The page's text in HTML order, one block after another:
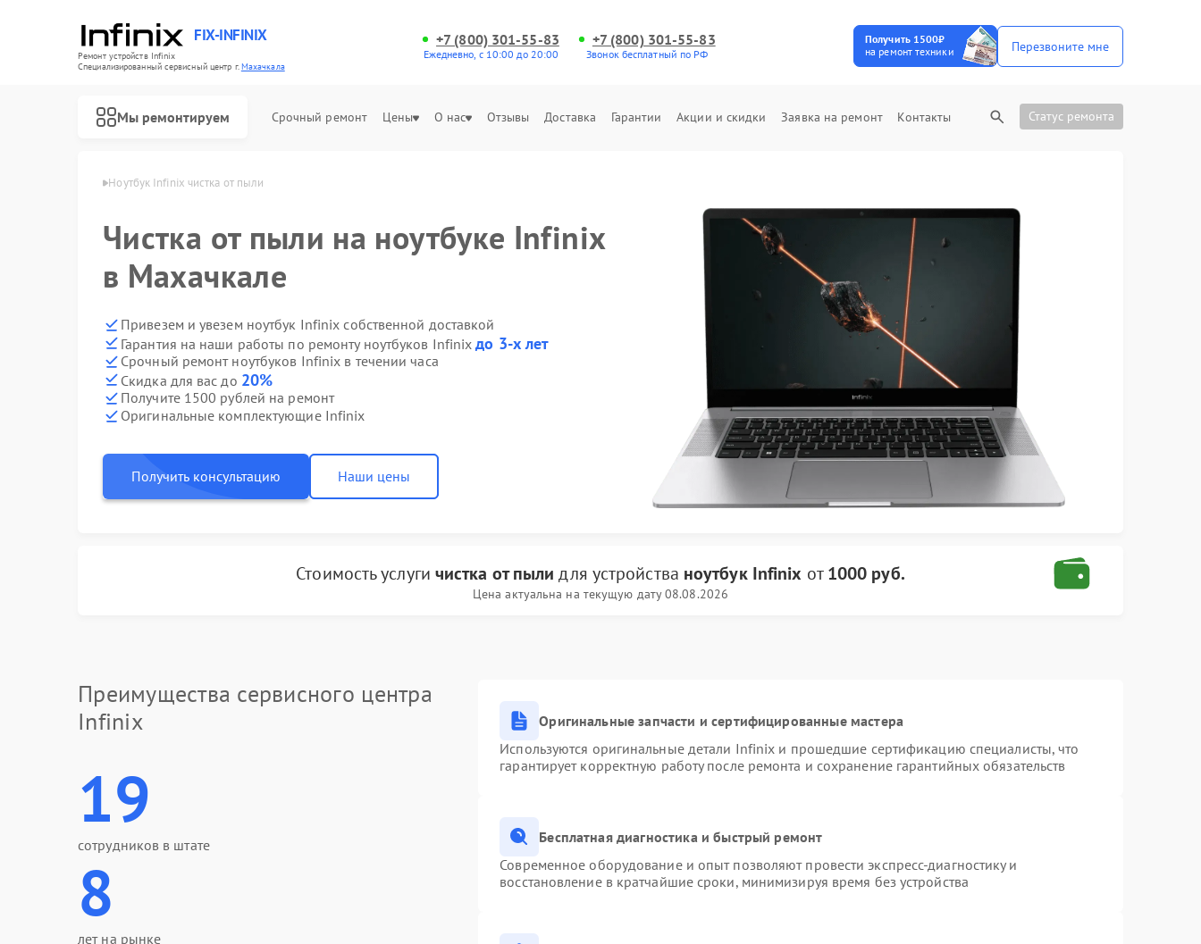
FIX-INFINIX
Ремонт устройств Infinix
Специализированный cервисный центр г.Махачкала
+7 (800) 301-55-83
Ежедневно, с 10:00 до 20:00
+7 (800) 301-55-83
Звонок бесплатный по РФ
Получить 1500₽
на ремонт техники
Перезвоните мне
Мы ремонтируем Срочный ремонт Цены О нас Отзывы Доставка Гарантии Акции и скидки Заявка на ремонт Контакты Статус ремонта
Infinix в Махачкале Ноутбук Infinix чистка от пыли
Чистка от пыли на ноутбуке Infinix
в Махачкале
Привезем и увезем ноутбук Infinix собственной доставкой
Гарантия на наши работы по ремонту ноутбуков Infinixдо 3-х лет
Срочный ремонт ноутбуков Infinix в течении часа
Скидка для вас до 20%
Получите 1500 рублей на ремонт
Оригинальные комплектующие Infinix
Получить консультацию Наши цены
Стоимость услуги чистка от пыли для устройства ноутбук Infinix от1000 руб.
Цена актуальна на текущую дату 08.08.2026
Преимущества сервисного центра
Infinix
19
сотрудников в штате
8
лет на рынке
Оригинальные запчасти и сертифицированные мастера
Используются оригинальные детали Infinix и прошедшие сертификацию специалисты, что
гарантирует корректную работу после ремонта и сохранение гарантийных обязательств
Бесплатная диагностика и быстрый ремонт
Современное оборудование и опыт позволяют провести экспресс-диагностику и
восстановление в кратчайшие сроки, минимизируя время без устройства